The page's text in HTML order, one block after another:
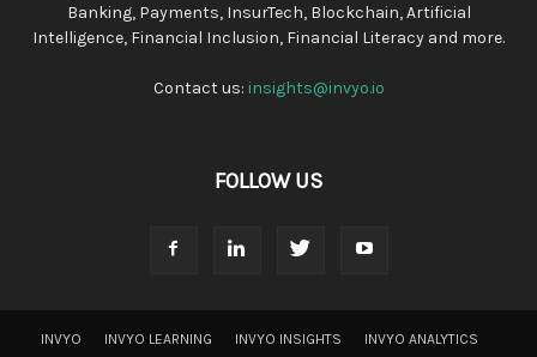
Banking, Payments, InsurTech, Blockchain, Artificial
Intelligence, Financial Inclusion, Financial Literacy and more.
Contact us: insights@invyo.io
FOLLOW US
INVYO INVYO LEARNING INVYO INSIGHTS
INVYO ANALYTICS